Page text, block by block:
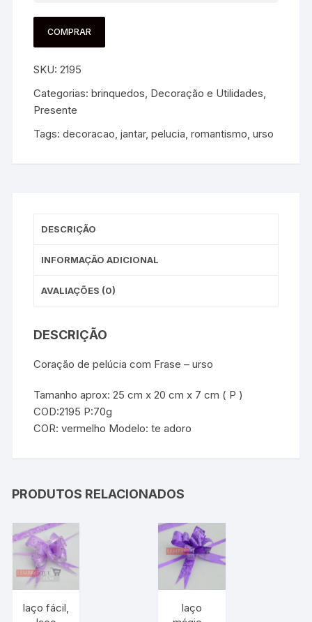
COMPRAR
SKU:2195
Categorias:brinquedos, Decoração e Utilidades,
Presente
Tags:decoracao,jantar,pelucia,romantismo,urso
DESCRIÇÃO
INFORMAÇÃO ADICIONAL
AVALIAÇÕES (0)
DESCRIÇÃO
Coração de pelúcia com Frase – urso
Tamanho aprox: 25 cm x 20 cm x 7 cm ( P )
COD:2195 P:70g
COR: vermelho Modelo: te adoro
PRODUTOS RELACIONADOS
laço fácil,
laço